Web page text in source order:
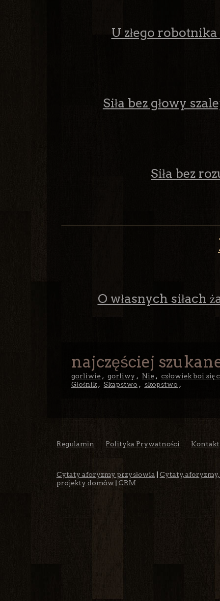
U złego
Siła bez głowy
Siła bez
O własnych siłach
najczęściej
gorliwie , gorliwy , Nie , człowiek boi się
Głośnik , Skapstwo , skopstwo ,
Regulamin Polityka Prywatności Kontakt
Cytaty aforyzmy przysłowia
Cytaty,
projekty domów
CRM